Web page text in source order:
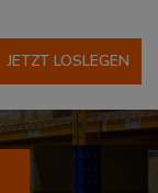
JETZT LOSLEGEN